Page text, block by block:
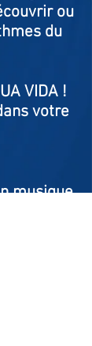
ou
du
VIDA !
votre
musique